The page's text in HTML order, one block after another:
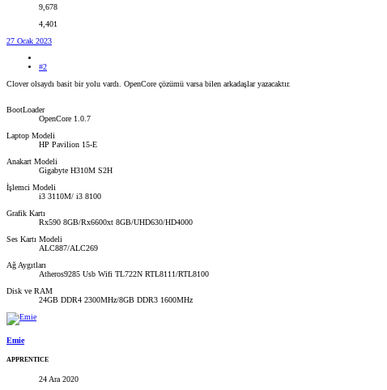
9,678
4,401
27 Ocak 2023
#2
Clover olsaydı basit bir yolu vardı. OpenCore çözümü varsa bilen arkadaşlar yazacaktır.
BootLoader
OpenCore 1.0.7
Laptop Modeli
HP Pavilion 15-E
Anakart Modeli
Gigabyte H310M S2H
İşlemci Modeli
i3 3110M/ i3 8100
Grafik Kartı
Rx590 8GB/Rx6600xt 8GB/UHD630/HD4000
Ses Kartı Modeli
ALC887/ALC269
Ağ Aygıtları
Atheros9285 Usb Wifi TL722N RTL8111/RTL8100
Disk ve RAM
24GB DDR4 2300MHz/8GB DDR3 1600MHz
Emie
APPRENTICE
24 Ara 2020